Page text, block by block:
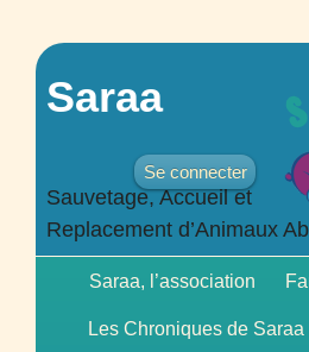
Saraa
Se connecter
Sauvetage, Accueil et
Replacement d’Animaux
Saraa, l’association
Les Chroniques de Saraa